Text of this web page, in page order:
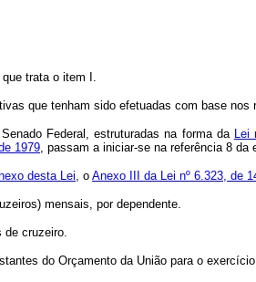
trata o item I.
que tenham sido efetuadas com base
Federal, estruturadas na forma da Lei
1979, passam a iniciar-se na referência 8 da
desta Lei, o Anexo III da Lei nº 6.323, de
mensais, por dependente.
de cruzeiro.
do Orçamento da União para o